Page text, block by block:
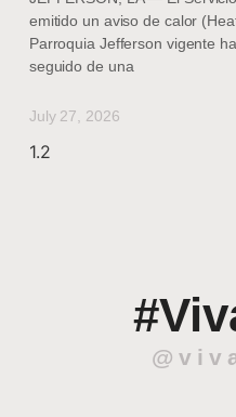
emitido un aviso de calor
Parroquia Jefferson vigente
seguido de una
July 27, 2026